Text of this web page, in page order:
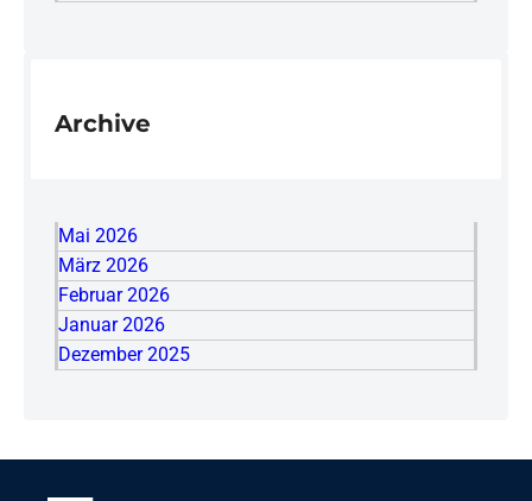
Archive
Mai 2026
März 2026
Februar 2026
Januar 2026
Dezember 2025